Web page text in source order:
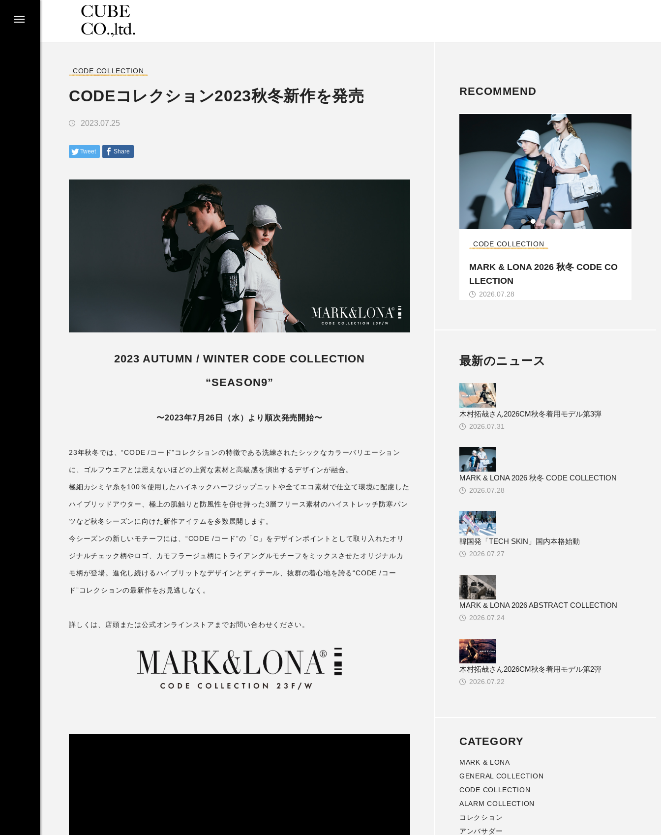
RECOMMEND
アンバサダー
木村拓哉さん2026CM秋冬着用モデル
2026.07.28
CODE COLLECTION
MARK & LONA 2026 秋冬 CODE CO
LLECTION
最新のニュース
2026.07.31
木村拓哉さん2026CM秋冬着用モデル第3弾
2026.07.28
MARK & LONA 2026 秋冬 CODE COLLECTION
2026.07.27
韓国発「TECH SKIN」国内本格始動
2026.07.24
MARK & LONA 2026 ABSTRACT COLLECTION
2026.07.22
木村拓哉さん2026CM秋冬着用モデル第2弾
CATEGORY
MARK & LONA
GENERAL COLLECTION
CODE COLLECTION
ALARM COLLECTION
コレクション
アンバサダー
CODE COLLECTION
CODEコレクション2023秋冬新作を発売
2023.07.25
2023 AUTUMN / WINTER CODE COLLECTION
“SEASON9”
〜2023年7月26日（水）より順次発売開始〜
23年秋冬では、“CODE /コード”コレクションの特徴である洗練されたシックなカラーバリエーション
に、ゴルフウエアとは思えないほどの上質な素材と高級感を演出するデザインが融合。
極細カシミヤ糸を100％使用したハイネックハーフジップニットや全てエコ素材で仕立て環境に配慮した
ハイブリッドアウター、極上の肌触りと防風性を併せ持った3層フリース素材のハイストレッチ防寒パン
ツなど秋冬シーズンに向けた新作アイテムを多数展開します。
今シーズンの新しいモチーフには、“CODE /コード”の「C」をデザインポイントとして取り入れたオリ
ジナルチェック柄やロゴ、カモフラージュ柄にトライアングルモチーフをミックスさせたオリジナルカ
モ柄が登場。進化し続けるハイブリットなデザインとディテール、抜群の着心地を誇る“CODE /コー
ド”コレクションの最新作をお見逃しなく。
詳しくは、店頭または公式オンラインストアまでお問い合わせください。